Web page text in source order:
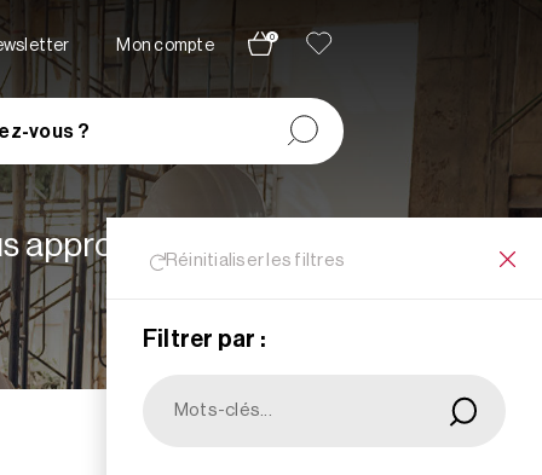
Mon compte
0
vous ?
Réinitialiser les filtres
Filtrer par :
appropriées à vos